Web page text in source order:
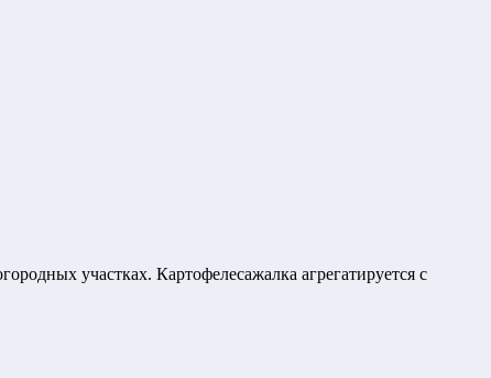
участках. Картофелесажалка агрегатируется с